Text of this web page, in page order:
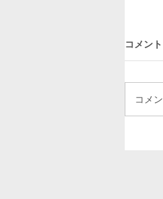
コメント
コメ